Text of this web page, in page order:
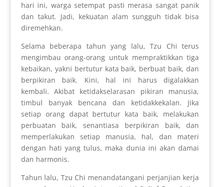
hari ini, warga setempat pasti merasa sangat panik
dan takut. Jadi, kekuatan alam sungguh tidak bisa
diremehkan.
Selama beberapa tahun yang lalu, Tzu Chi terus
mengimbau orang-orang untuk mempraktikkan tiga
kebaikan, yakni bertutur kata baik, berbuat baik, dan
berpikiran baik. Kini, hal ini harus digalakkan
kembali. Akibat ketidakselarasan pikiran manusia,
timbul banyak bencana dan ketidakkekalan. Jika
setiap orang dapat bertutur kata baik, melakukan
perbuatan baik, senantiasa berpikiran baik, dan
memperlakukan setiap manusia, hal, dan materi
dengan hati yang tulus, maka dunia ini akan damai
dan harmonis.
Tahun lalu, Tzu Chi menandatangani perjanjian kerja